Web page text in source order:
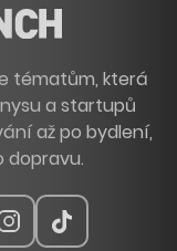
tématům, která
a startupů
až po bydlení,
dopravu.